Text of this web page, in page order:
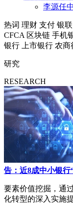
李源任
热词 理财 支付 银联
CFCA 区块链 手机
银行
上市银行 农商
研究
RESEARCH
告：近8成中小银行
要素价值挖掘，通
化转型的深入实施